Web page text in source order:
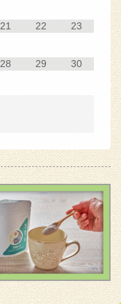
21 22 23
28 29 30